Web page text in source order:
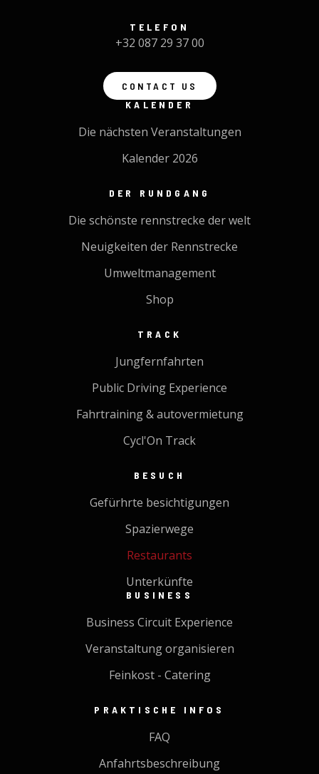
TELEFON
+32 087 29 37 00
CONTACT US
KALENDER
Die nächsten Veranstaltungen
Kalender 2026
DER RUNDGANG
Die schönste rennstrecke der welt
Neuigkeiten der Rennstrecke
Umweltmanagement
Shop
TRACK
Jungfernfahrten
Public Driving Experience
Fahrtraining & autovermietung
Cycl'On Track
BESUCH
Gefürhrte besichtigungen
Spazierwege
Restaurants
Unterkünfte
BUSINESS
Business Circuit Experience
Veranstaltung organisieren
Feinkost - Catering
PRAKTISCHE INFOS
FAQ
Anfahrtsbeschreibung